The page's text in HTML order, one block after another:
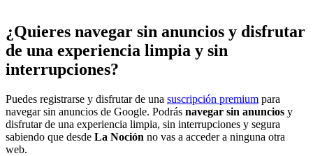
¿Quieres navegar sin anuncios y disfrutar
de una experiencia limpia y sin
interrupciones?
Puedes registrarse y disfrutar de una suscripción premium para
navegar sin anuncios de Google. Podrás navegar sin anuncios y
disfrutar de una experiencia limpia, sin interrupciones y segura
sabiendo que desde La Noción no vas a acceder a ninguna otra
web.